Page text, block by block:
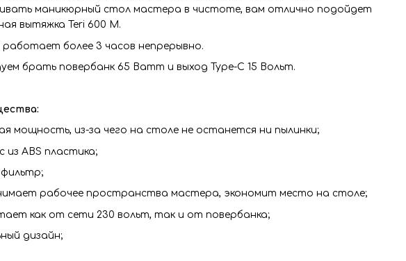
маникюрный стол мастера в чистоте, вам отлично подойдет
вытяжка Teri 600 M.
более 3 часов непрерывно.
брать повербанк 65 Ватт и выход Type-C 15 Вольт.
мощность, из-за чего на столе не останется ни пылинки;
из ABS пластика;
фильтр;
рабочее пространства мастера, экономит место на столе;
как от сети 230 вольт, так и от повербанка;
дизайн;